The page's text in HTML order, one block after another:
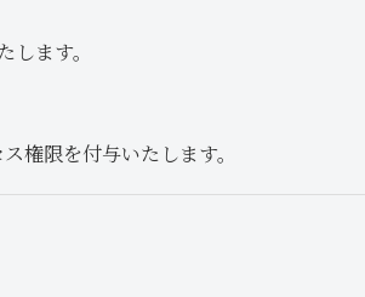
ます。
権限を付与いたします。